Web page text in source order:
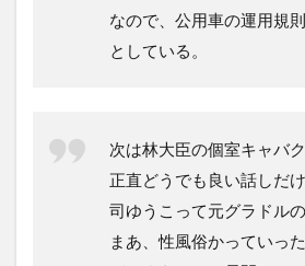
なので、公用車の運用規
としている。
次は林大臣の個室キャバク
正直どうでも良い話しだ
司ゆうこって元グラドルの
まあ、性風俗かっていっ